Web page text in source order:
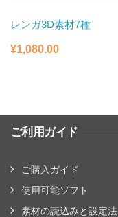
レンガ3D素材7種
¥1,080.00
ご利用ガイド
ご購入ガイド
使用可能ソフト
素材の読込みと設定法